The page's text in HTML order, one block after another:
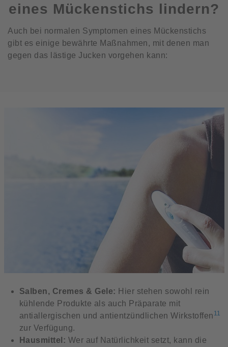
eines Mückenstichs lindern?
Auch bei normalen Symptomen eines Mückenstichs
gibt es einige bewährte Maßnahmen, mit denen man
gegen das lästige Jucken vorgehen kann:
Salben, Cremes & Gele: Hier stehen sowohl rein
kühlende Produkte als auch Präparate mit
antiallergischen und antientzündlichen Wirkstoffen 11
zur Verfügung.
Hausmittel: Wer auf Natürlichkeit setzt, kann die